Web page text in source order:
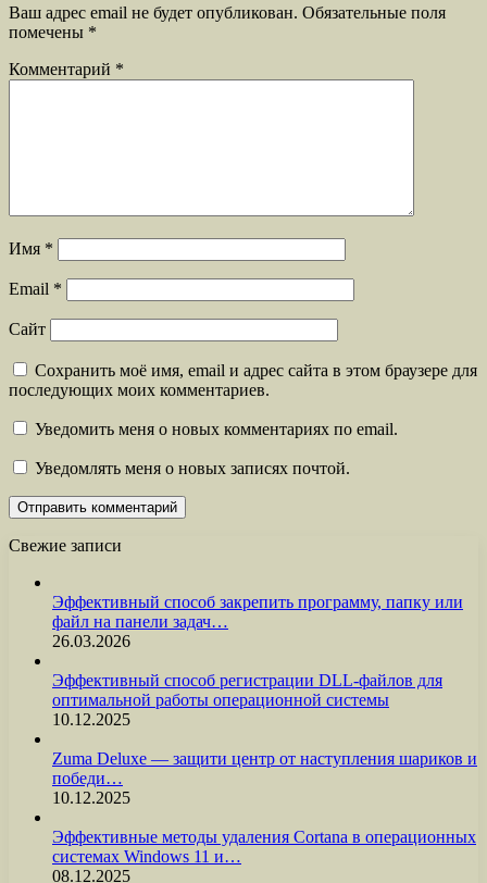
Ваш адрес email не будет опубликован. Обязательные поля
помечены *
Комментарий *
Имя *
Email *
Сайт
Сохранить моё имя, email и адрес сайта в этом браузере для
последующих моих комментариев.
Уведомить меня о новых комментариях по email.
Уведомлять меня о новых записях почтой.
Свежие записи
Эффективный способ закрепить программу, папку или
файл на панели задач…
26.03.2026
Эффективный способ регистрации DLL-файлов для
оптимальной работы операционной системы
10.12.2025
Zuma Deluxe — защити центр от наступления шариков и
победи…
10.12.2025
Эффективные методы удаления Cortana в операционных
системах Windows 11 и…
08.12.2025